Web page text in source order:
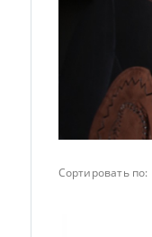
Сортировать по: